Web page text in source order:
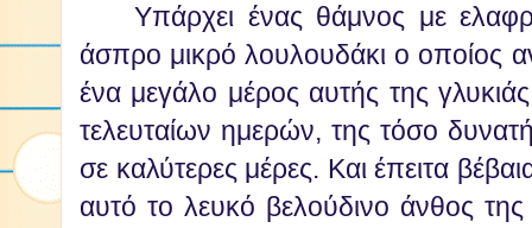
Υπάρχει ένας θάμνος με
άσπρο μικρό λουλουδάκι ο οποίος
ένα μεγάλο μέρος αυτής της
τελευταίων ημερών, της τόσο
σε καλύτερες μέρες. Και έπειτα
αυτό το λευκό βελούδινο άνθος της